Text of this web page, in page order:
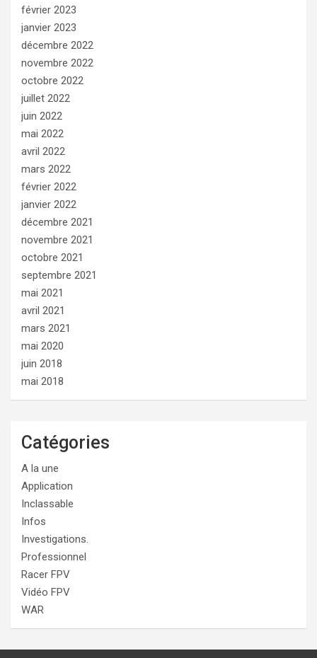
février 2023
janvier 2023
décembre 2022
novembre 2022
octobre 2022
juillet 2022
juin 2022
mai 2022
avril 2022
mars 2022
février 2022
janvier 2022
décembre 2021
novembre 2021
octobre 2021
septembre 2021
mai 2021
avril 2021
mars 2021
mai 2020
juin 2018
mai 2018
Catégories
A la une
Application
Inclassable
Infos
Investigations.
Professionnel
Racer FPV
Vidéo FPV
WAR